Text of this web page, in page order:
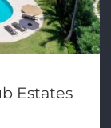
Estates